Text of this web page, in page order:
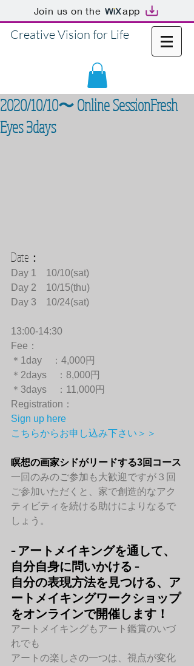
Join us on the app
Creative Vision for Life
2020/10/10〜 Online SessionFresh
Eyes 3days
Date：
Day 1　10/10(sat)
Day 2　10/15(thu)
Day 3　10/24(sat)
13:00-14:30
Fee：
＊1day　：4,000円
＊2days　：8,000円
＊3days　：11,000円
Registration：
Sign up here
こちらからお申し込み下さい＞＞
瞑想の画家シドがリードする3回コース
一回のみのご参加も大歓迎ですが３回
ご参加いただくと、家で創造的なアク
ティビティを続ける助けによりなるで
しょう。
– アートメイキングを通して、
自分自身に問いかける –
自分の表現方法を見つける、ア
ートメイキングワークショップ
をオンラインで開催します！
アートメイキングもアート鑑賞のいづ
れでも
アートの楽しさの一つは、視点が変化